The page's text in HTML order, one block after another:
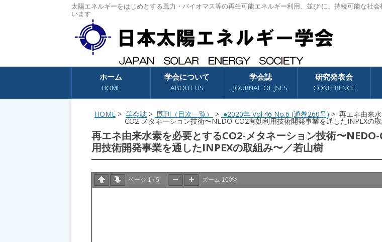
太陽エネルギーをはじめとする風力・バイオマス等の再生可能エネルギー利用、並び に、持続可能な社
います
コンテンツへスキップ
ホーム
HOME
学会について
ABOUT US
学会誌
JOURNAL OF JSES
研究発表会
CONFERENCE
HOME > 学会誌 > 既刊（目次一覧） > ●2020年 Vol.46 No.6 (通巻260号) > 再エネ由来
CO2-メタネーション技術〜NEDO-CO2有効利用技術開発事業を通したINPEXの
再エネ由来水素を必要とするCO2-メタネーション技術〜
用技術開発事業を通したINPEXの取組み〜／若山樹
ページ 1 / 5 ズーム 100%